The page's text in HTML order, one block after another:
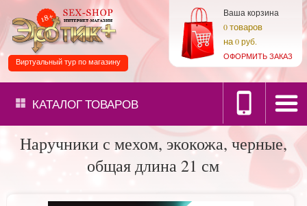
Ваша корзина
0товаров
на0 руб.
ОФОРМИТЬ ЗАКАЗ
Виртуальный тур по магазину
КАТАЛОГТОВАРОВ
Наручники с мехом, экокожа, черные,
общая длина 21 см